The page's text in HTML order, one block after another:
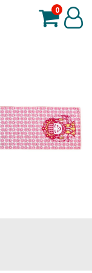
0 登
入